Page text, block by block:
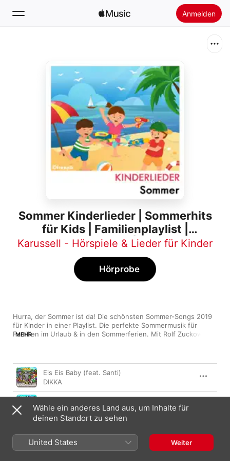
Anmelden
Startseite
Apple Music installieren
Sommer Kinderlieder | Sommerhits
für Kids | Familienplaylist |
Sommerferien 2020 | Kindermusik
Karussell - Hörspiele & Lieder für Kinder
Hurra, der Sommer ist da! Die schönsten Sommer-Songs 2019
für Kinder in einer Playlist. Die perfekte Sommermusik für
Familien im Urlaub & in den Sommerferien. Mit Rolf Zuckowski,
MEHR
Hörprobe
Titel Länge
Eis Eis Baby (feat. Santi)
DIKKA
Volker Rosin
DIKKA
Der Gorilla mit der Sonnenbrille (feat. Volker
Wähle ein anderes Land aus, um Inhalte für
deinen Standort zu sehen
United States Weiter